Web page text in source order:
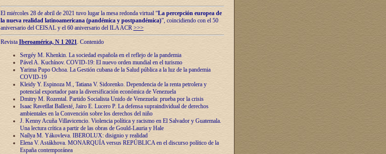
El miércoles 28 de abril de 2021 tuvo lugar la mesa redonda virtual “La percepción europea de
la nueva realidad latinoamericana (pandémica y postpandémica)”, coincidiendo con el 50
aniversario del CEISAL y el 60 aniversario del ILA ACR >>>
Revista Iberoamérica, N 1 2021. Contenido
Sergéy M. Khenkin. La sociedad española en el reflejo de la pandemia
Pável A. Kuchínov. COVID-19: El nuevo orden mundial en el turismo
Yarima Pupo Ochoa. La Gestión cubana de la Salud pública a la luz de la pandemia
COVID-19
Kleidy Y. Espinoza M., Tatiana V. Sidorenko. Dependencia de la renta petrolera y
potencial exportador para la diversificación económica de Venezuela
Dmitry M. Rozental. Partido Socialista Unido de Venezuela: prueba por la crisis
Isaac Ravetllat Ballesté, Jairo E. Lucero P. La defensa supraindividual de derechos
ambientales en la Convención sobre los derechos del niño
J. Kenny Acuña Villavicencio. Violencia política y racismo en El Salvador y Guatemala.
Una lectura crítica a partir de las obras de Gould-Lauria y Hale
Naílya M. Yákovleva. IBEROLUX: disignio y realidad
Elena V. Astákhova. MONARQUÍA versus REPÚBLICA en el discurso político de la
España contemporánea